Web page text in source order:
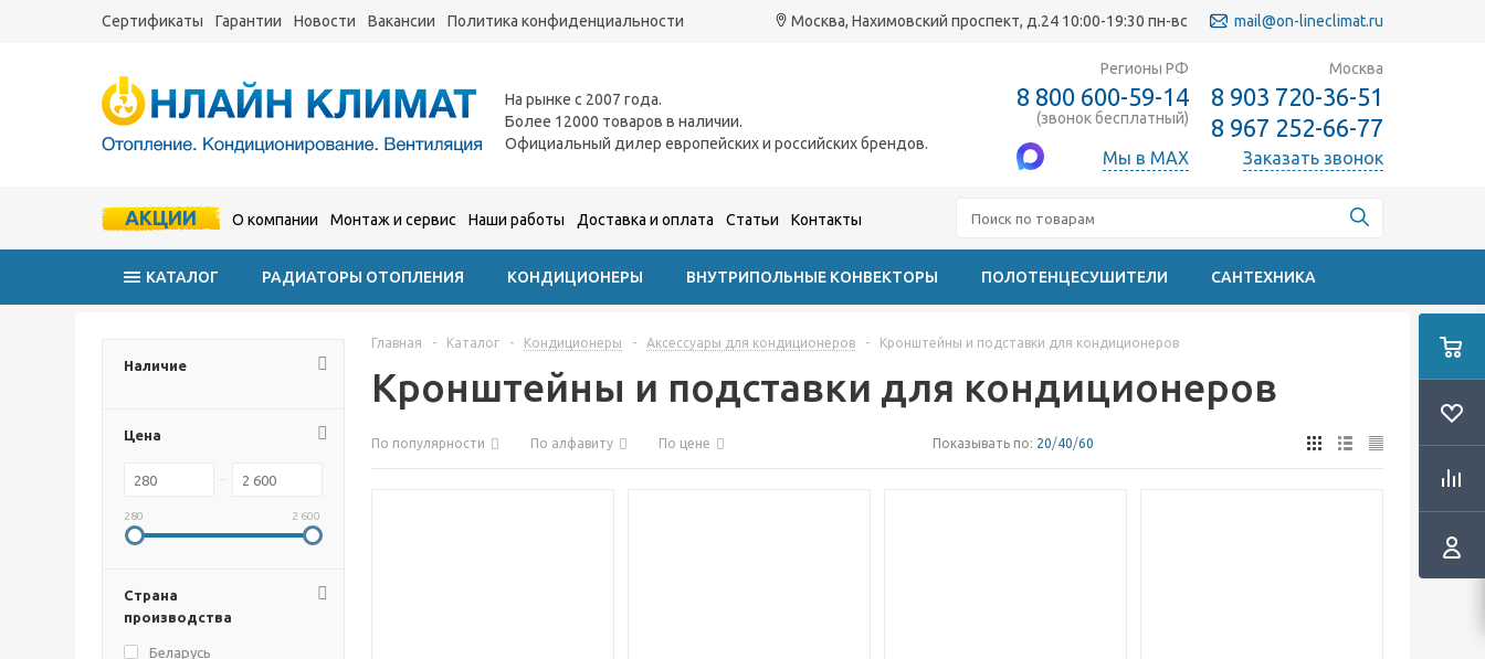
Сертификаты Гарантии Новости Вакансии Политика конфиденциальности Москва, Нахимовский проспект, д.24 10:00-19:30 пн-вс mail@on-lineclimat.ru
На рынке с 2007 года.
Более 12000 товаров в наличии.
Официальный дилер европейских и российских брендов.
Регионы РФ
8 800 600-59-14
(звонок бесплатный)
Мы в MAX
Москва
8 903 720-36-51
8 967 252-66-77
Заказать звонок
АКЦИИ О компании Монтаж и сервис Наши работы Доставка и оплата Статьи Контакты
КАТАЛОГ РАДИАТОРЫ ОТОПЛЕНИЯ КОНДИЦИОНЕРЫ ВНУТРИПОЛЬНЫЕ КОНВЕКТОРЫ ПОЛОТЕНЦЕСУШИТЕЛИ САНТЕХНИКА
Наличие
Цена
280 2 600
Страна
производства
Беларусь
Главная - Каталог - Кондиционеры - Аксессуары для кондиционеров - Кронштейны и подставки для кондиционеров
Кронштейны и подставки для кондиционеров
По популярности По алфавиту По цене Показывать по: 20/40/60